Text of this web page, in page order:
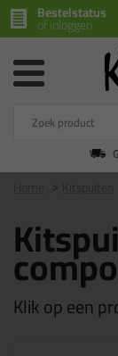
Bestelstatus
of inloggen
Klik op een